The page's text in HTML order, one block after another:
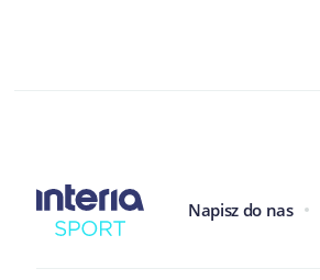
Napisz do nas